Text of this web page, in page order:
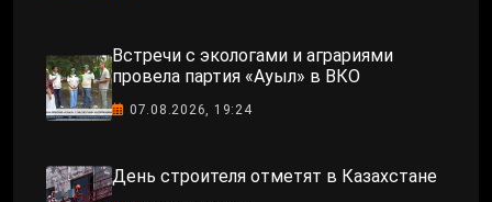
Встречи с экологами и аграриями
провела партия «Ауыл» в ВКО
07.08.2026, 19:24
День строителя отметят в Казахстане